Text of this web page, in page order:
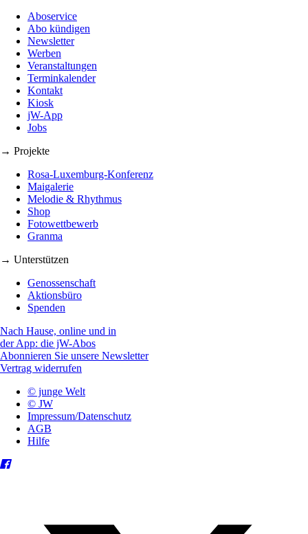
Aboservice
Abo kündigen
Newsletter
Werben
Veranstaltungen
Terminkalender
Kontakt
Kiosk
jW-App
Jobs
→ Projekte
Rosa-Luxemburg-Konferenz
Maigalerie
Melodie & Rhythmus
Shop
Fotowettbewerb
Granma
→ Unterstützen
Genossenschaft
Aktionsbüro
Spenden
Nach Hause, online und in
der App: die jW-Abos
Abonnieren Sie unsere Newsletter
Vertrag widerrufen
© junge Welt
© JW
Impressum/Datenschutz
AGB
Hilfe